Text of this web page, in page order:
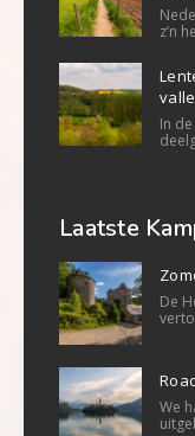
z’n
In
Laatste
De
We